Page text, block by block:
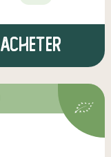
Acheter